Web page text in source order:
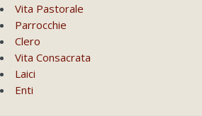
Vita Pastorale
Parrocchie
Clero
Vita Consacrata
Laici
Enti